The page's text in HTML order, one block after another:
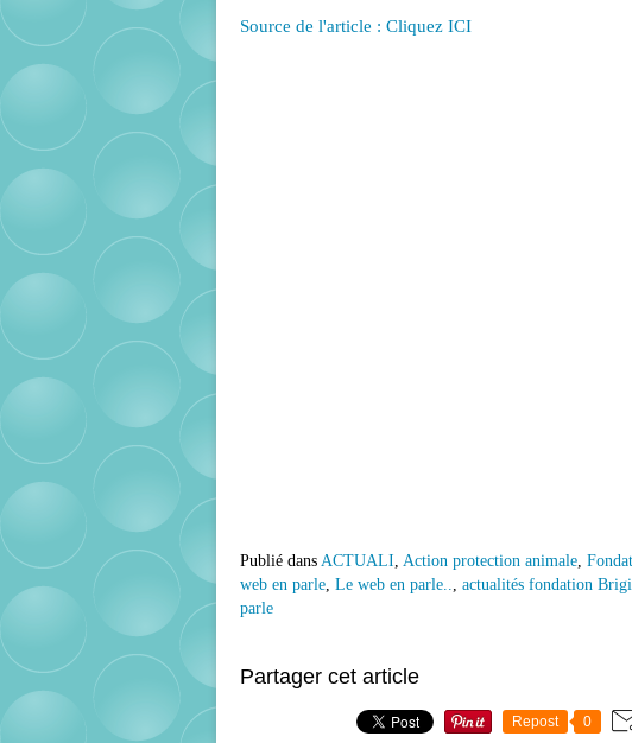
Source de l'article : Cliquez ICI
Publié dans ACTUALI, Action protection animale,
web en parle, Le web en parle.., actualités fondation
parle
Partager cet article
Repost 0